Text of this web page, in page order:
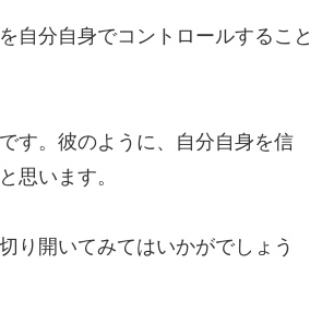
自分自身でコントロールすること
す。彼のように、自分自身を信
思います。
り開いてみてはいかがでしょう